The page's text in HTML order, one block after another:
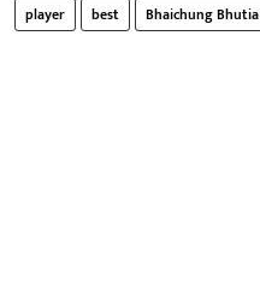
player best Bhaichung Bhutia